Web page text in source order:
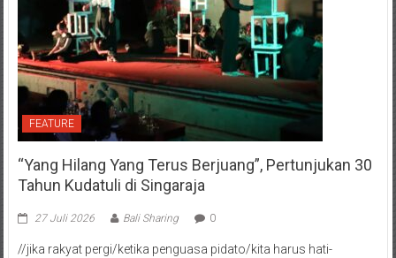
FEATURE
“Yang Hilang Yang Terus Berjuang”, Pertunjukan 30
Tahun Kudatuli di Singaraja
27 Juli 2026 Bali Sharing 0
//jika rakyat pergi/ketika penguasa pidato/kita harus hati-